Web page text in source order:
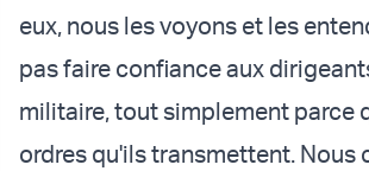
eux, nous les voyons et les
pas faire confiance aux
militaire, tout simplement parce
ordres qu'ils transmettent.